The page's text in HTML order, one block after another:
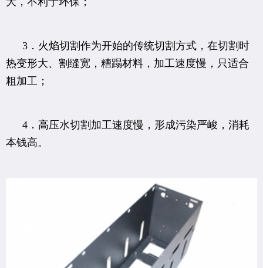
3．火焰切割作为开始的传统切割方式，在切割时
热变形大、割缝宽，糟蹋材料，加工速度慢，只适合
粗加工；
4．高压水切割加工速度慢，形成污染严峻，消耗
本钱高。